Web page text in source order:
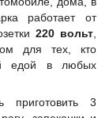
работает от
220 вольт
для тех, кто
едой в любых
приготовить 3